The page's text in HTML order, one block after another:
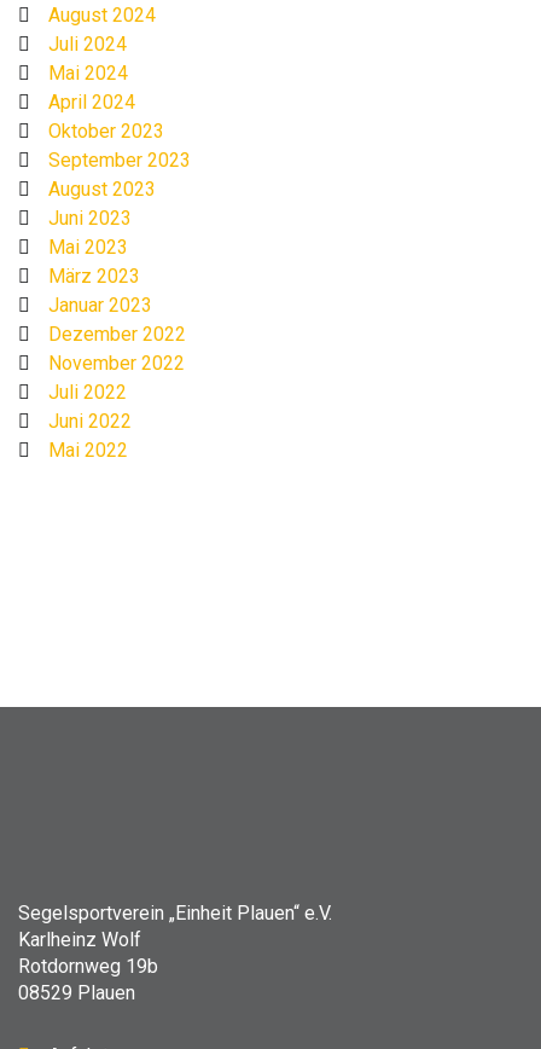
August 2024
Juli 2024
Mai 2024
April 2024
Oktober 2023
September 2023
August 2023
Juni 2023
Mai 2023
März 2023
Januar 2023
Dezember 2022
November 2022
Juli 2022
Juni 2022
Mai 2022
Segelsportverein „Einheit Plauen“ e.V.
Karlheinz Wolf
Rotdornweg 19b
08529 Plauen